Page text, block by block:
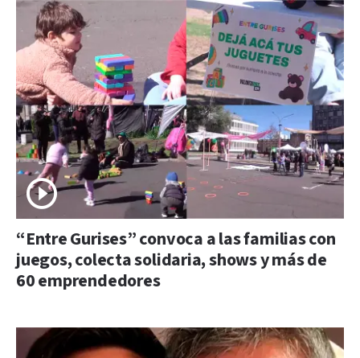
“Entre Gurises” convoca a las familias con
juegos, colecta solidaria, shows y más de
60 emprendedores